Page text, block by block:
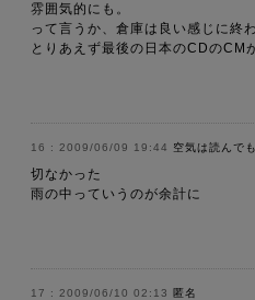
雰囲気的にも。
って言うか、倉庫は良い感じに終
とりあえず最後の日本のCDのCM
2009/06/09 19:44 空気は読んで
切なかった
雨の中っていうのが余計に
2009/06/10 02:13 匿名